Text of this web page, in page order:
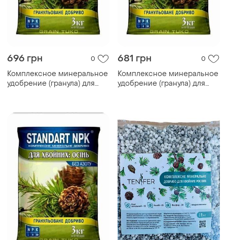
696 грн 0
Комплексное минеральное
удобрение (гранула) для
681 грн 0
Комплексное минеральное
удобрение (гранула) для